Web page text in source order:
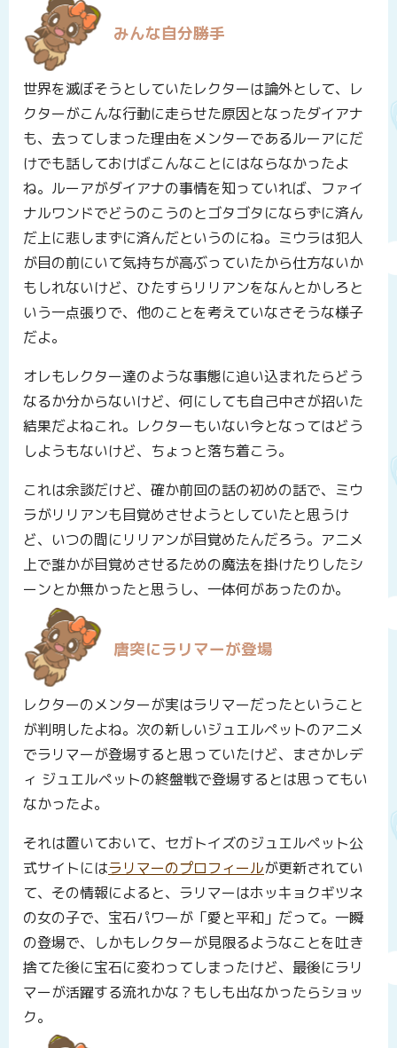
みんな自分勝手
世界を滅ぼそうとしていたレクターは論外として、レ
クターがこんな行動に走らせた原因となったダイアナ
も、去ってしまった理由をメンターであるルーアにだ
けでも話しておけばこんなことにはならなかったよ
ね。ルーアがダイアナの事情を知っていれば、ファイ
ナルワンドでどうのこうのとゴタゴタにならずに済ん
だ上に悲しまずに済んだというのにね。ミウラは犯人
が目の前にいて気持ちが高ぶっていたから仕方ないか
もしれないけど、ひたすらリリアンをなんとかしろと
いう一点張りで、他のことを考えていなさそうな様子
だよ。
オレもレクター達のような事態に追い込まれたらどう
なるか分からないけど、何にしても自己中さが招いた
結果だよねこれ。レクターもいない今となってはどう
しようもないけど、ちょっと落ち着こう。
これは余談だけど、確か前回の話の初めの話で、ミウ
ラがリリアンも目覚めさせようとしていたと思うけ
ど、いつの間にリリアンが目覚めたんだろう。アニメ
上で誰かが目覚めさせるための魔法を掛けたりしたシ
ーンとか無かったと思うし、一体何があったのか。
唐突にラリマーが登場
レクターのメンターが実はラリマーだったということ
が判明したよね。次の新しいジュエルペットのアニメ
でラリマーが登場すると思っていたけど、まさかレデ
ィ ジュエルペットの終盤戦で登場するとは思ってもい
なかったよ。
それは置いておいて、セガトイズのジュエルペット公
式サイトにはラリマーのプロフィールが更新されてい
て、その情報によると、ラリマーはホッキョクギツネ
の女の子で、宝石パワーが「愛と平和」だって。一瞬
の登場で、しかもレクターが見限るようなことを吐き
捨てた後に宝石に変わってしまったけど、最後にラリ
マーが活躍する流れかな？もしも出なかったらショッ
ク。